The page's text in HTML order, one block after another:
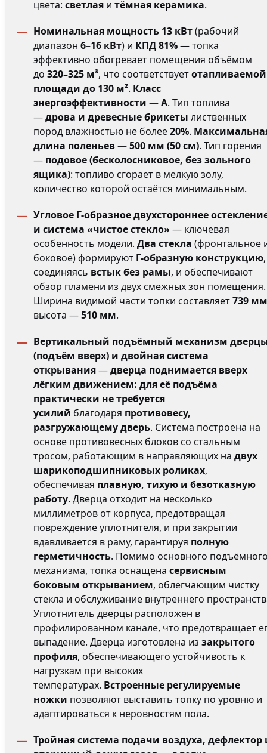
цвета: светлая и тёмная керамика.
Номинальная мощность 13 кВт(рабочий
диапазон 6–16 кВт) и КПД 81%— топка
эффективно обогревает помещения объёмом
до 320–325 м³, что соответствуетотапливаемой
площади до 130 м². Класс
энергоэффективности — A. Тип топлива
—дрова и древесные брикеты лиственных
пород влажностью не более20%.
длина поленьев — 500 мм (50 см). Тип горения
— подовое (бесколосниковое, без зольного
ящика): топливо сгорает в мелкую золу,
количество которой остаётся минимальным.
Угловое Г-образное двухстороннее
и система «чистое стекло» — ключевая
особенность модели. Два стекла (фронтальное
боковое) формируют Г-образную конструкцию,
соединяясь встык без рамы, и обеспечивают
обзор пламени из двух смежных зон помещения.
Ширина видимой части топки составляет739 мм
высота —510 мм.
Вертикальный подъёмный механизм
(подъём вверх) и двойная система
открывания—дверца поднимается вверх
лёгким движением: для её подъёма
практически не требуется
усилий благодаря противовесу,
разгружающему дверь. Система построена на
основе противовесных блоков со стальным
тросом, работающим в направляющих на двух
шарикоподшипниковых роликах,
обеспечивая плавную, тихую и безотказную
работу. Дверца отходит на несколько
миллиметров от корпуса, предотвращая
повреждение уплотнителя, и при закрытии
вдавливается в раму, гарантируя полную
герметичность. Помимо основного
механизма, топка оснащена сервисным
боковым открыванием, облегчающим чистку
стекла и обслуживание внутреннего
Уплотнитель дверцы расположен в
профилированном канале, что предотвращает
выпадение. Дверца изготовлена из закрытого
профиля, обеспечивающего устойчивость к
нагрузкам при высоких
температурах. Встроенные регулируемые
ножки позволяют выставить топку по уровню и
адаптироваться к неровностям пола.
Тройная система подачи воздуха, дефлектор